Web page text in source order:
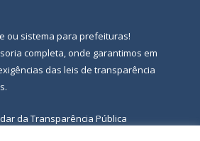
ou sistema para prefeituras!
completa, onde garantimos em
das leis de transparência
da Transparência Pública